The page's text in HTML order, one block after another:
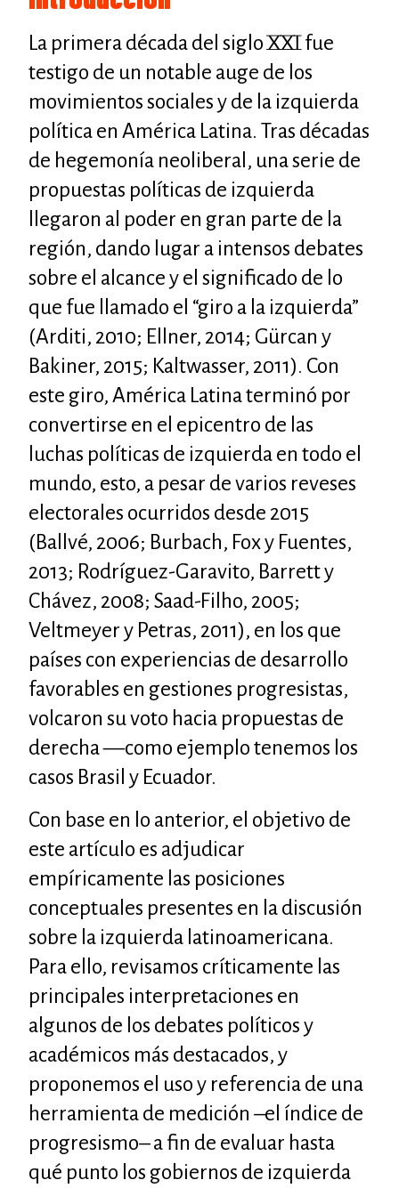
La primera década del siglo XXI fue
testigo de un notable auge de los
movimientos sociales y de la izquierda
política en América Latina. Tras décadas
de hegemonía neoliberal, una serie de
propuestas políticas de izquierda
llegaron al poder en gran parte de la
región, dando lugar a intensos debates
sobre el alcance y el significado de lo
que fue llamado el “giro a la izquierda”
(Arditi, 2010; Ellner, 2014; Gürcan y
Bakiner, 2015; Kaltwasser, 2011). Con
este giro, América Latina terminó por
convertirse en el epicentro de las
luchas políticas de izquierda en todo el
mundo, esto, a pesar de varios reveses
electorales ocurridos desde 2015
(Ballvé, 2006; Burbach, Fox y Fuentes,
2013; Rodríguez-Garavito, Barrett y
Chávez, 2008; Saad-Filho, 2005;
Veltmeyer y Petras, 2011), en los que
países con experiencias de desarrollo
favorables en gestiones progresistas,
volcaron su voto hacia propuestas de
derecha —como ejemplo tenemos los
casos Brasil y Ecuador.
Con base en lo anterior, el objetivo de
este artículo es adjudicar
empíricamente las posiciones
conceptuales presentes en la discusión
sobre la izquierda latinoamericana.
Para ello, revisamos críticamente las
principales interpretaciones en
algunos de los debates políticos y
académicos más destacados, y
proponemos el uso y referencia de una
herramienta de medición –el índice de
progresismo– a fin de evaluar hasta
qué punto los gobiernos de izquierda